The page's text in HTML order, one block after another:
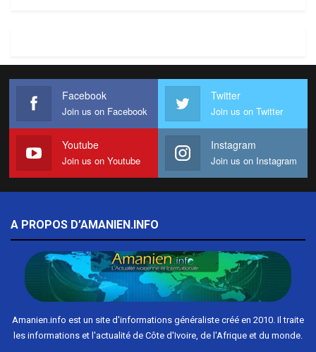
Facebook
Join us on Facebook
Twitter
Join us on Twitter
Youtube
Join us on Youtube
Instagram
Join us on Instagram
A PROPOS D’AMANIEN.INFO
Amanien.info est un site d'informations généraliste créé en 2010. Il traite
les informations et l'actualité de Côte d'Ivoire, de l'Afrique et du monde.